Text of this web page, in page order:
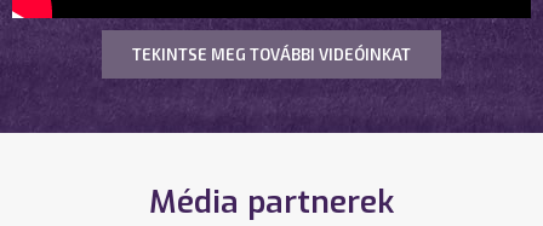
TEKINTSE MEG TOVÁBBI VIDEÓINKAT
Média partnerek